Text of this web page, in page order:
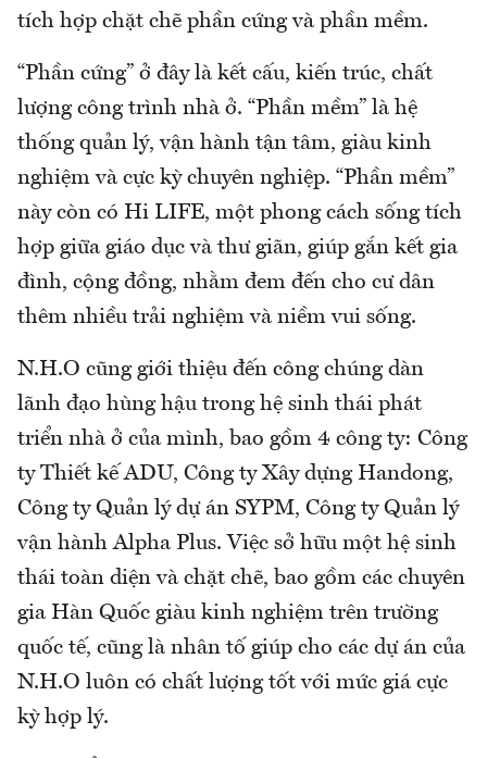
tích hợp chặt chẽ phần cứng và phần mềm.
“Phần cứng” ở đây là kết cấu, kiến trúc, chất
lượng công trình nhà ở. “Phần mềm” là hệ
thống quản lý, vận hành tận tâm, giàu kinh
nghiệm và cực kỳ chuyên nghiệp. “Phần mềm”
này còn có Hi LIFE, một phong cách sống tích
hợp giữa giáo dục và thư giãn, giúp gắn kết gia
đình, cộng đồng, nhằm đem đến cho cư dân
thêm nhiều trải nghiệm và niềm vui sống.
N.H.O cũng giới thiệu đến công chúng dàn
lãnh đạo hùng hậu trong hệ sinh thái phát
triển nhà ở của mình, bao gồm 4 công ty: Công
ty Thiết kế ADU, Công ty Xây dựng Handong,
Công ty Quản lý dự án SYPM, Công ty Quản lý
vận hành Alpha Plus. Việc sở hữu một hệ sinh
thái toàn diện và chặt chẽ, bao gồm các chuyên
gia Hàn Quốc giàu kinh nghiệm trên trường
quốc tế, cũng là nhân tố giúp cho các dự án của
N.H.O luôn có chất lượng tốt với mức giá cực
kỳ hợp lý.